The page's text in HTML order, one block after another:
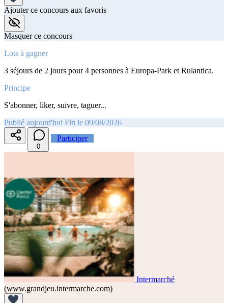
Ajouter ce concours aux favoris
Masquer ce concours
Lots à gagner
3 séjours de 2 jours pour 4 personnes à Europa-Park et Rulantica.
Principe
S'abonner, liker, suivre, taguer...
Publié aujourd'hui Fin le 09/08/2026
0
Participer
Intermarché
(www.grandjeu.intermarche.com)